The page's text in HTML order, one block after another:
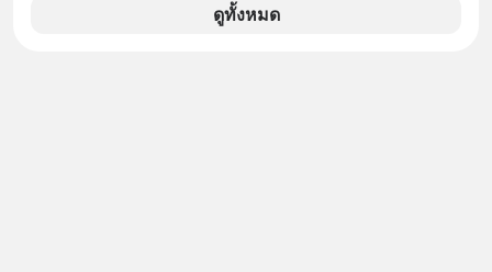
อายุ 5,000 คน มีข้อมูลที่น่าสนใจเกี่ยว
ดูทั้งหมด